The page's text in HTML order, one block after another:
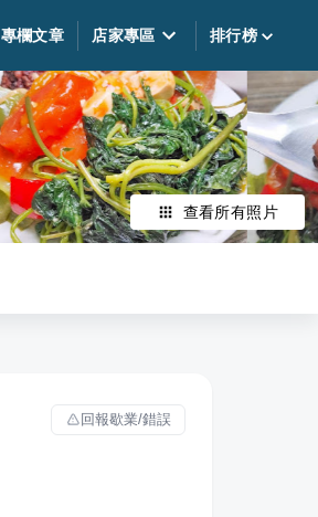
專欄文章 店家專區 排行榜
查看所有照片
回報歇業/錯誤